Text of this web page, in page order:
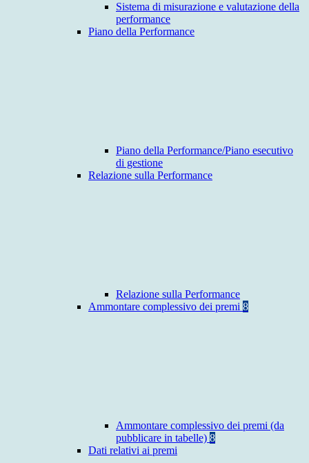
Sistema di misurazione e valutazione della
performance
Piano della Performance
Piano della Performance/Piano esecutivo
di gestione
Relazione sulla Performance
Relazione sulla Performance
Ammontare complessivo dei premi 8
Ammontare complessivo dei premi (da
pubblicare in tabelle) 8
Dati relativi ai premi